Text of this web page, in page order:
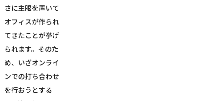
さに主眼を置いて
オフィスが作られ
てきたことが挙げ
られます。そのた
め、いざオンライ
ンでの打ち合わせ
を行おうとする